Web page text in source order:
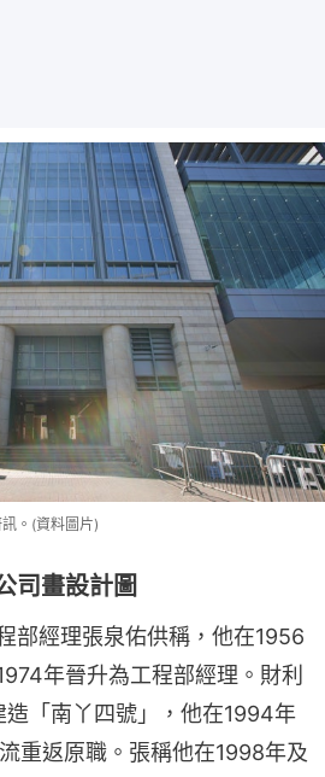
。(資料圖片)
司畫設計圖
部經理張泉佑供稱，他在1956
年晉升為工程部經理。財利
「南丫四號」，他在1994年
重返原職。張稱他在1998年及